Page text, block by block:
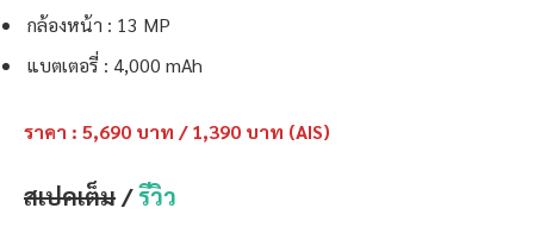
กล้องหน้า : 13 MP
แบตเตอรี่ : 4,000 mAh
ราคา : 5,690 บาท / 1,390 บาท (AIS)
สเปคเต็ม/รีวิว